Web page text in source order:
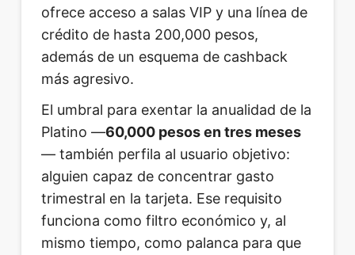
ofrece acceso a salas VIP y una línea de
crédito de hasta 200,000 pesos,
además de un esquema de cashback
más agresivo.
El umbral para exentar la anualidad de la
Platino —60,000 pesos en tres meses
— también perfila al usuario objetivo:
alguien capaz de concentrar gasto
trimestral en la tarjeta. Ese requisito
funciona como filtro económico y, al
mismo tiempo, como palanca para que